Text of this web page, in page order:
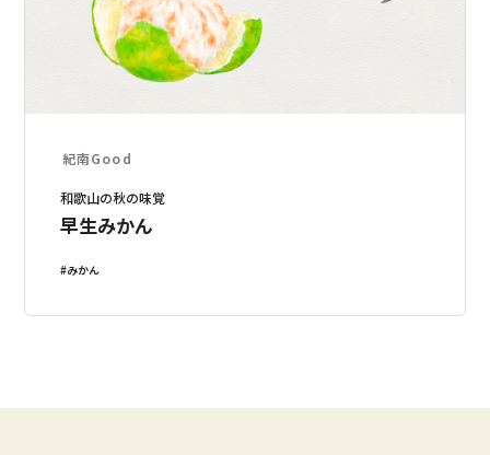
紀南Good
和歌山の秋の味覚
早生みかん
みかん